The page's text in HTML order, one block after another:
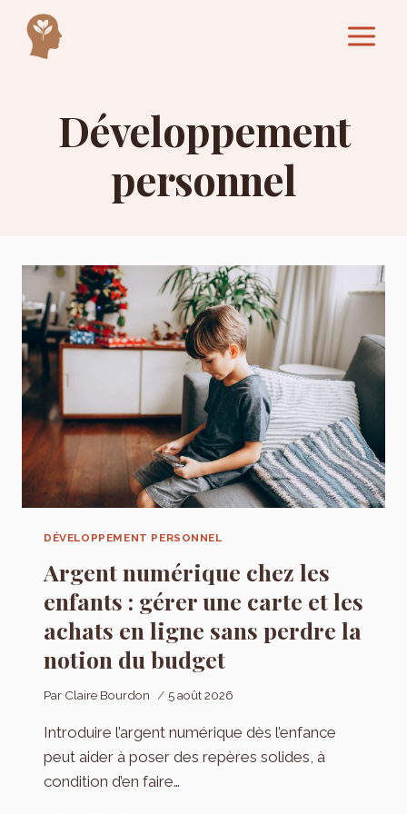
contenu
Développement
personnel
DÉVELOPPEMENT PERSONNEL
Argent numérique chez les
enfants : gérer une carte et les
achats en ligne sans perdre la
notion du budget
Par Claire Bourdon 5 août 2026
Introduire l’argent numérique dès l’enfance
peut aider à poser des repères solides, à
condition d’en faire…